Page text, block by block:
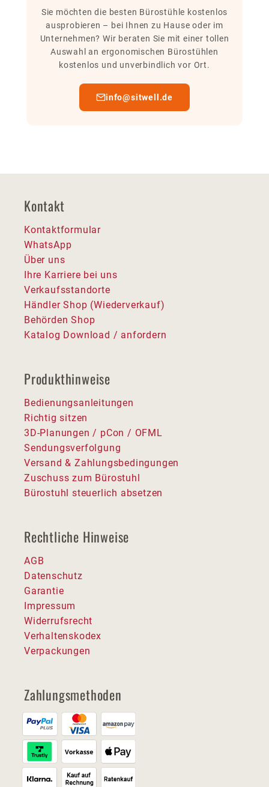
Sie möchten die besten Bürostühle kostenlos
ausprobieren – bei Ihnen zu Hause oder im
Unternehmen? Wir beraten Sie mit einer tollen
Auswahl an ergonomischen Bürostühlen
kostenlos und unverbindlich vor Ort.
info@sitwell.de
Kontakt
Kontaktformular
WhatsApp
Über uns
Ihre Karriere bei uns
Verkaufsstandorte
Händler Shop (Wiederverkauf)
Behörden Shop
Katalog Download / anfordern
Produkthinweise
Bedienungsanleitungen
Richtig sitzen
3D-Planungen / pCon / OFML
Sendungsverfolgung
Versand & Zahlungsbedingungen
Zuschuss zum Bürostuhl
Bürostuhl steuerlich absetzen
Rechtliche Hinweise
AGB
Datenschutz
Garantie
Impressum
Widerrufsrecht
Verhaltenskodex
Verpackungen
Zahlungsmethoden